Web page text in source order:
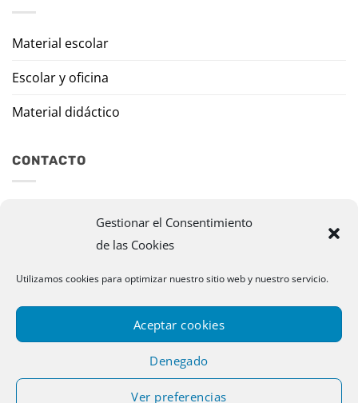
Gestionar el Consentimiento
de las Cookies
Utilizamos cookies para optimizar nuestro sitio web y nuestro servicio.
Aceptar cookies
Denegado
Ver preferencias
Material escolar
Escolar y oficina
Material didáctico
CONTACTO
murazpi@murazpi.com
948 234 436 – 623 195 518